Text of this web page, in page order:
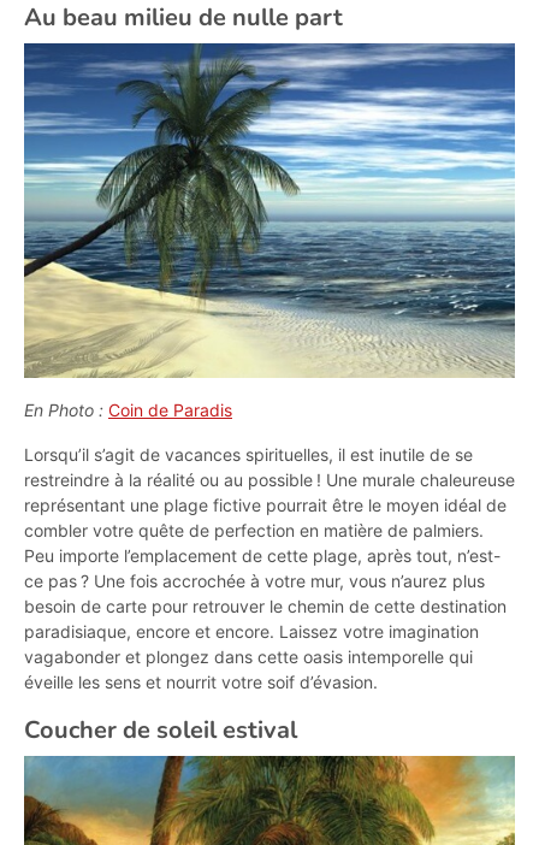
Au beau milieu de nulle part
En Photo : Coin de Paradis
Lorsqu’il s’agit de vacances spirituelles, il est inutile de se
restreindre à la réalité ou au possible ! Une murale chaleureuse
représentant une plage fictive pourrait être le moyen idéal de
combler votre quête de perfection en matière de palmiers.
Peu importe l’emplacement de cette plage, après tout, n’est-
ce pas ? Une fois accrochée à votre mur, vous n’aurez plus
besoin de carte pour retrouver le chemin de cette destination
paradisiaque, encore et encore. Laissez votre imagination
vagabonder et plongez dans cette oasis intemporelle qui
éveille les sens et nourrit votre soif d’évasion.
Coucher de soleil estival